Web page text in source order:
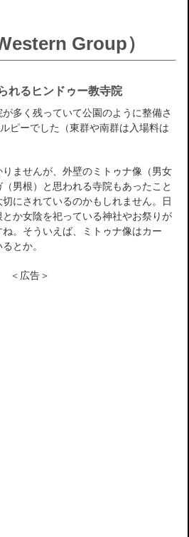
Group）
れるヒンドゥー教寺院
多く残っていて公園のように整備さ
ピーでした（東群や南群は入場料は
ませんが、外壁のミトゥナ像（男女
男根）と思われる寺院もあったこと
にされているのかもしれません。日
か女陰を祀っている神社やお祭りが
。そういえば、ミトゥナ像はカー
とか。
＜広告＞